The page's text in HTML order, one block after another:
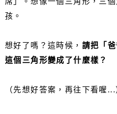
孩。
想好了嗎？這時候， 請把「
這個三角形變成了什麼樣？
（先想好答案，再往下看喔...